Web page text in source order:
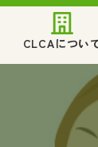
CLCAについ